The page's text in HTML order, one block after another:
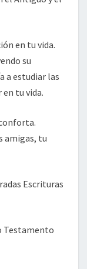
en tu vida.
su
a estudiar las
tu vida.
amigas, tu
Escrituras
Testamento